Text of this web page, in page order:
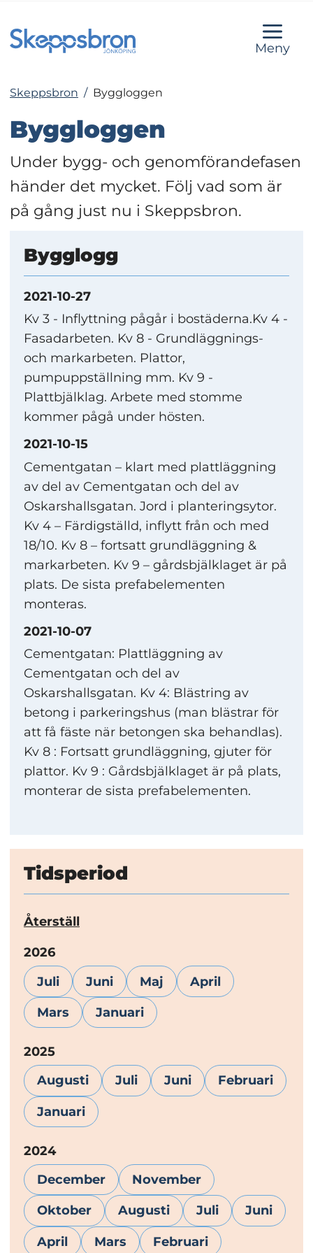
Meny
Skeppsbron / Byggloggen
Byggloggen
Under bygg- och genomförandefasen
händer det mycket. Följ vad som är
på gång just nu i Skeppsbron.
Bygglogg
2021-10-27
Kv 3 - Inflyttning pågår i bostäderna.Kv 4 -
Fasadarbeten. Kv 8 - Grundläggnings-
och markarbeten. Plattor,
pumpuppställning mm. Kv 9 -
Plattbjälklag. Arbete med stomme
kommer pågå under hösten.
2021-10-15
Cementgatan – klart med plattläggning
av del av Cementgatan och del av
Oskarshallsgatan. Jord i planteringsytor.
Kv 4 – Färdigställd, inflytt från och med
18/10. Kv 8 – fortsatt grundläggning &
markarbeten. Kv 9 – gårdsbjälklaget är på
plats. De sista prefabelementen
monteras.
2021-10-07
Cementgatan: Plattläggning av
Cementgatan och del av
Oskarshallsgatan. Kv 4: Blästring av
betong i parkeringshus (man blästrar för
att få fäste när betongen ska behandlas).
Kv 8 : Fortsatt grundläggning, gjuter för
plattor. Kv 9 : Gårdsbjälklaget är på plats,
monterar de sista prefabelementen.
Tidsperiod
Återställ
År:
2026
Juli
Juni Maj April
Mars Januari
År:
2025
Augusti
Juli Juni Februari
Januari
År:
2024
December
November
Oktober Augusti Juli Juni
April Mars Februari